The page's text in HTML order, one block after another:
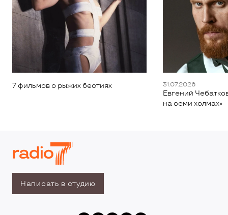
7 фильмов о рыжих бестиях 31.07.2026
Евгений
на семи холмах»
Написать в студию